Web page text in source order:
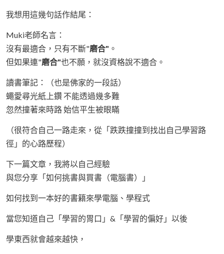
我想用這幾句話作結尾：
Muki老師名言：
沒有最適合，只有不斷"磨合" 。
但如果連"磨合"也不願，就沒資格說不適合。
讀書筆記：（也是佛家的一段話）
蠅愛尋光紙上鑽 不能透過幾多難
忽然撞著來時路 始信平生被眼瞞
（很符合自己一路走來，從「跌跌撞撞到找出自己學習路
徑」的心路歷程）
下一篇文章，我將以自己經驗
與您分享「如何挑書與買書（電腦書）」
如何找到一本好的書籍來學電腦、學程式
當您知道自己「學習的胃口」&「學習的偏好」以後
學東西就會越來越快，